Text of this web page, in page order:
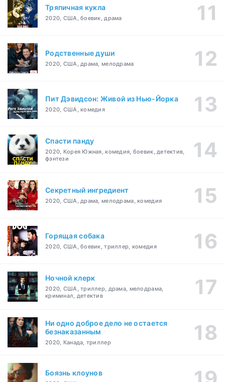
Тряпичная кукла
2020, США, боевик, драма
Родственные души
2020, США, драма, мелодрама
Пит Дэвидсон: Живой из Нью-Йорка
2020, США, комедия
Спасти панду
2020, Корея Южная, комедия, боевик, детектив,
фэнтези
Секретный ингредиент
2020, США, драма, мелодрама, комедия
Горящая собака
2020, США, боевик, триллер, комедия
Ночной клерк
2020, США, триллер, драма, мелодрама,
криминал, детектив
Ни одно доброе дело не остается
безнаказанным
2020, Канада, триллер
Боязнь клоунов